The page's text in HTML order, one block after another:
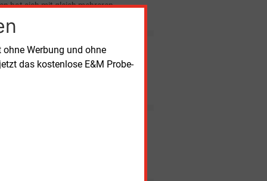
Werbung und ohne
das kostenlose E&M Probe-
hat sich mit gleich mehreren
Geschäft mit der Offshore-
Gesundung der Seestadt
und Kohle gemeinsam haut nicht